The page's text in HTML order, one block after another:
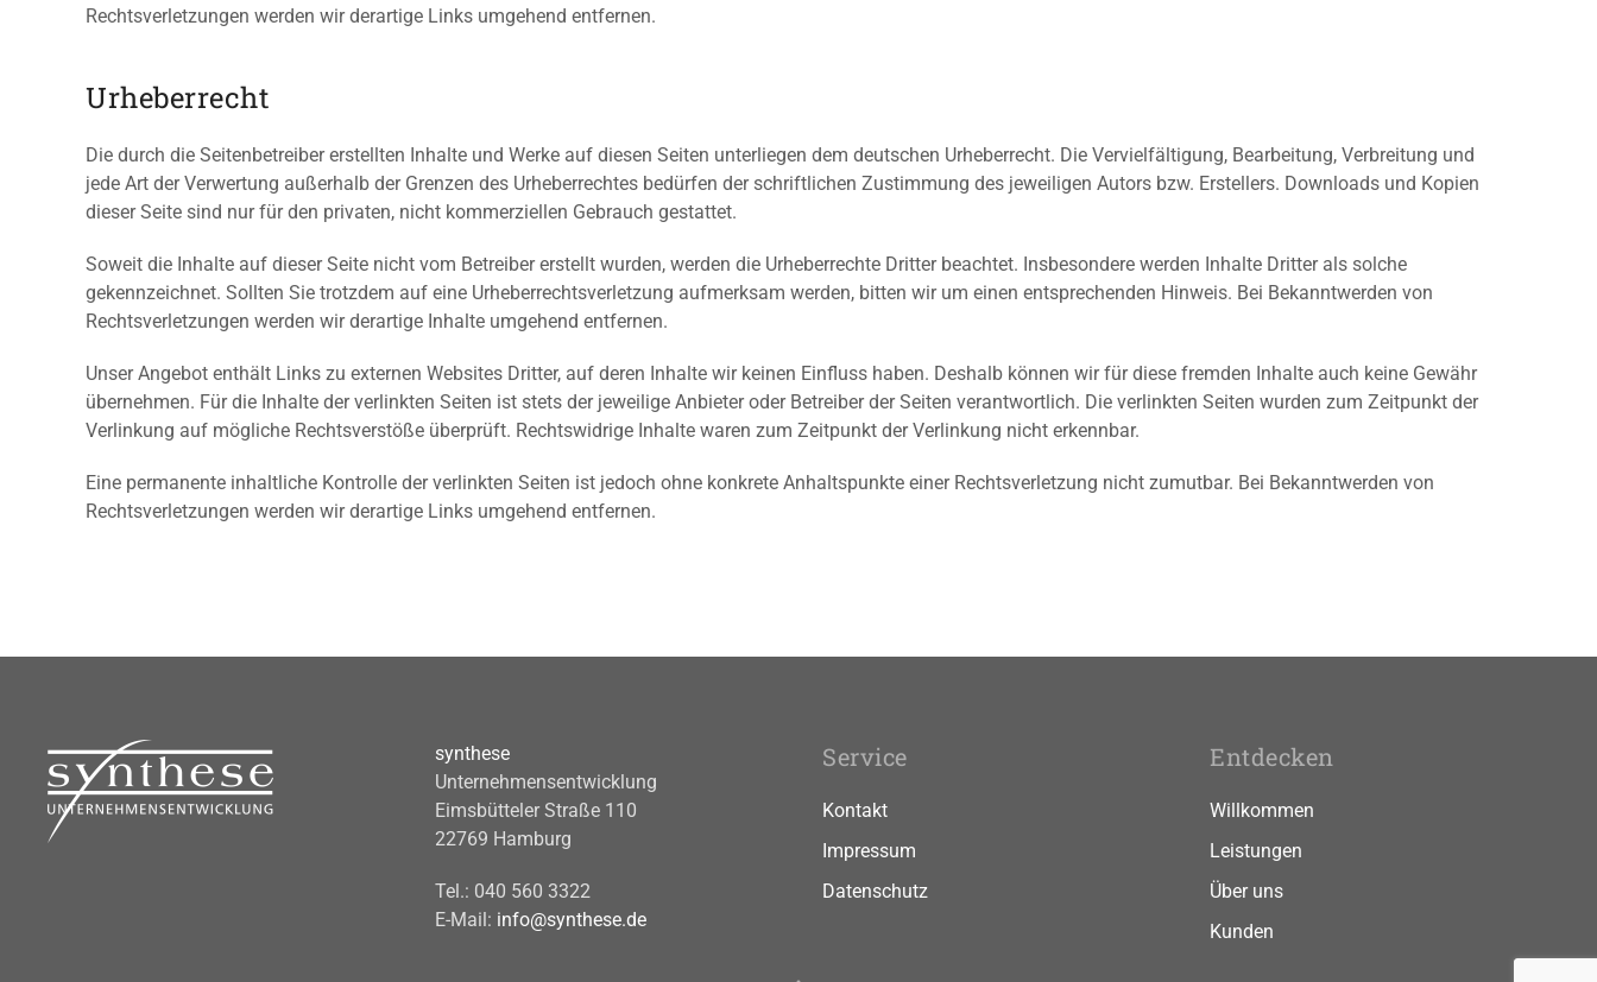
Rechtsverletzungen werden wir derartige Links umgehend entfernen.
Urheberrecht
Die durch die Seitenbetreiber erstellten Inhalte und Werke auf diesen Seiten unterliegen dem deutschen Urheberrecht. Die Vervielfältigung, Bearbeitung, Verbreitung und
jede Art der Verwertung außerhalb der Grenzen des Urheberrechtes bedürfen der schriftlichen Zustimmung des jeweiligen Autors bzw. Erstellers. Downloads und Kopien
dieser Seite sind nur für den privaten, nicht kommerziellen Gebrauch gestattet.
Soweit die Inhalte auf dieser Seite nicht vom Betreiber erstellt wurden, werden die Urheberrechte Dritter beachtet. Insbesondere werden Inhalte Dritter als solche
gekennzeichnet. Sollten Sie trotzdem auf eine Urheberrechtsverletzung aufmerksam werden, bitten wir um einen entsprechenden Hinweis. Bei Bekanntwerden von
Rechtsverletzungen werden wir derartige Inhalte umgehend entfernen.
Unser Angebot enthält Links zu externen Websites Dritter, auf deren Inhalte wir keinen Einfluss haben. Deshalb können wir für diese fremden Inhalte auch keine Gewähr
übernehmen. Für die Inhalte der verlinkten Seiten ist stets der jeweilige Anbieter oder Betreiber der Seiten verantwortlich. Die verlinkten Seiten wurden zum Zeitpunkt der
Verlinkung auf mögliche Rechtsverstöße überprüft. Rechtswidrige Inhalte waren zum Zeitpunkt der Verlinkung nicht erkennbar.
Eine permanente inhaltliche Kontrolle der verlinkten Seiten ist jedoch ohne konkrete Anhaltspunkte einer Rechtsverletzung nicht zumutbar. Bei Bekanntwerden von
Rechtsverletzungen werden wir derartige Links umgehend entfernen.
synthese
Unternehmensentwicklung
Eimsbütteler Straße 110
22769 Hamburg
Tel.: 040 560 3322
E-Mail: info@synthese.de
Service
Kontakt
Impressum
Datenschutz
Entdecken
Willkommen
Leistungen
Über uns
Kunden